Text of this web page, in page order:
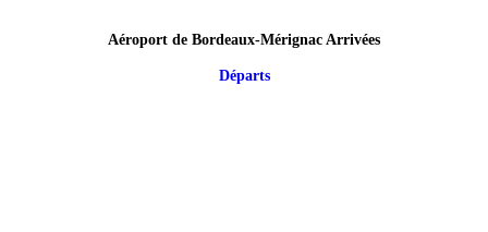
Aéroport de Bordeaux-Mérignac Arrivées
Départs